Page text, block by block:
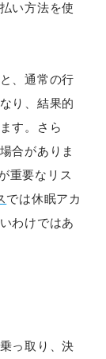
い方法を使
、通常の行
り、結果的
す。さら
合がありま
重要なリス
では休眠アカ
わけではあ
っ取り、決